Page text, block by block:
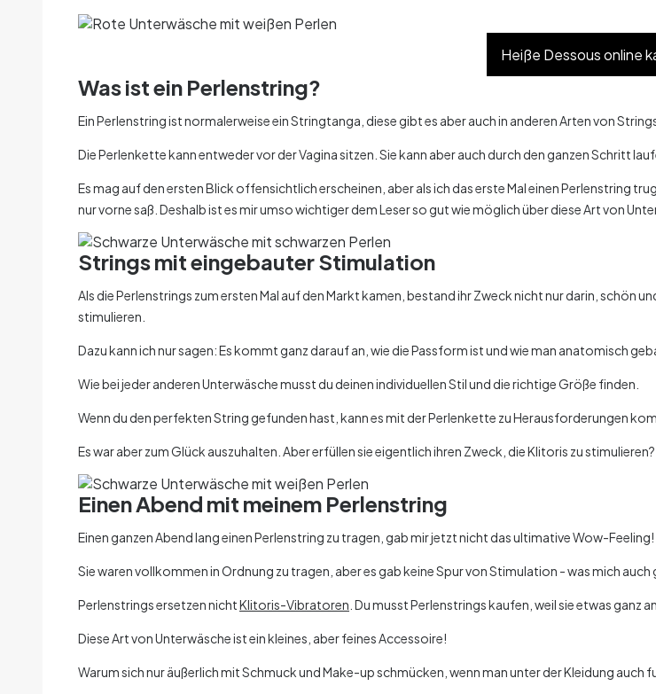
Heiße Dessous online
Was ist ein Perlenstring?
Ein Perlenstring ist normalerweise ein Stringtanga, diese gibt es aber auch in anderen Arten von
Die Perlenkette kann entweder vor der Vagina sitzen. Sie kann aber auch durch den ganzen Schritt
Es mag auf den ersten Blick offensichtlich erscheinen, aber als ich das erste Mal einen Perlenstring
nur vorne saß. Deshalb ist es mir umso wichtiger dem Leser so gut wie möglich über diese Art von
Strings mit eingebauter Stimulation
Als die Perlenstrings zum ersten Mal auf den Markt kamen, bestand ihr Zweck nicht nur darin, schön
stimulieren.
Dazu kann ich nur sagen: Es kommt ganz darauf an, wie die Passform ist und wie man anatomisch
Wie bei jeder anderen Unterwäsche musst du deinen individuellen Stil und die richtige Größe finden.
Wenn du den perfekten String gefunden hast, kann es mit der Perlenkette zu Herausforderungen
Es war aber zum Glück auszuhalten. Aber erfüllen sie eigentlich ihren Zweck, die Klitoris zu stimulieren?
Einen Abend mit meinem Perlenstring
Einen ganzen Abend lang einen Perlenstring zu tragen, gab mir jetzt nicht das ultimative Wow-Feeling!
Sie waren vollkommen in Ordnung zu tragen, aber es gab keine Spur von Stimulation - was mich auch
Perlenstrings ersetzen nichtKlitoris-Vibratoren . Du musst Perlenstrings kaufen, weil sie etwas ganz
Diese Art von Unterwäsche ist ein kleines, aber feines Accessoire!
Warum sich nur äußerlich mit Schmuck und Make-up schmücken, wenn man unter der Kleidung auch